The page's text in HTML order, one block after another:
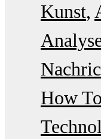
Kunst
How To